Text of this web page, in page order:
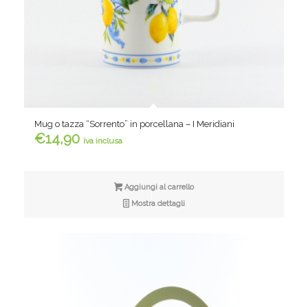
Mug o tazza “Sorrento” in porcellana – I Meridiani
€14,90 iva inclusa
Aggiungi al carrello
Mostra dettagli